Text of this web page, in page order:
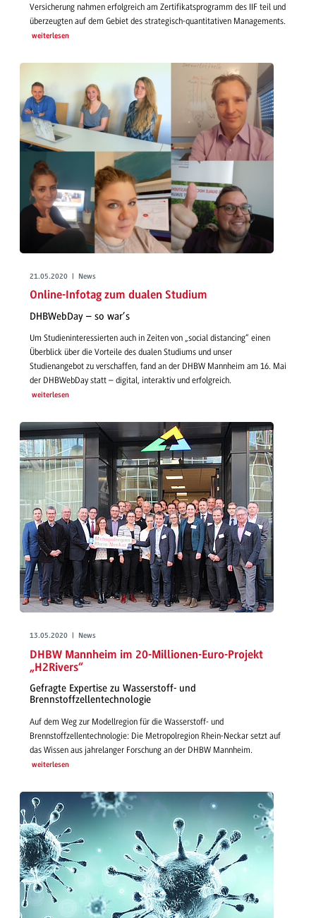
Versicherung nahmen erfolgreich am Zertifikatsprogramm des IIF teil und
überzeugten auf dem Gebiet des strategisch-quantitativen Managements.
weiterlesen
21.05.2020 | News
Online-Infotag zum dualen Studium
DHBWebDay – so war’s
Um Studieninteressierten auch in Zeiten von „social distancing“ einen
Überblick über die Vorteile des dualen Studiums und unser
Studienangebot zu verschaffen, fand an der DHBW Mannheim am 16. Mai
der DHBWebDay statt – digital, interaktiv und erfolgreich.
weiterlesen
13.05.2020 | News
DHBW Mannheim im 20-Millionen-Euro-Projekt
„H2Rivers“
Gefragte Expertise zu Wasserstoff- und
Brennstoffzellentechnologie
Auf dem Weg zur Modellregion für die Wasserstoff- und
Brennstoffzellentechnologie: Die Metropolregion Rhein-Neckar setzt auf
das Wissen aus jahrelanger Forschung an der DHBW Mannheim.
weiterlesen